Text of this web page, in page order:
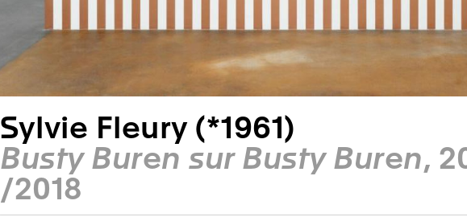
Sylvie Fleury (*1961)
Busty Buren sur Busty Buren,
/2018